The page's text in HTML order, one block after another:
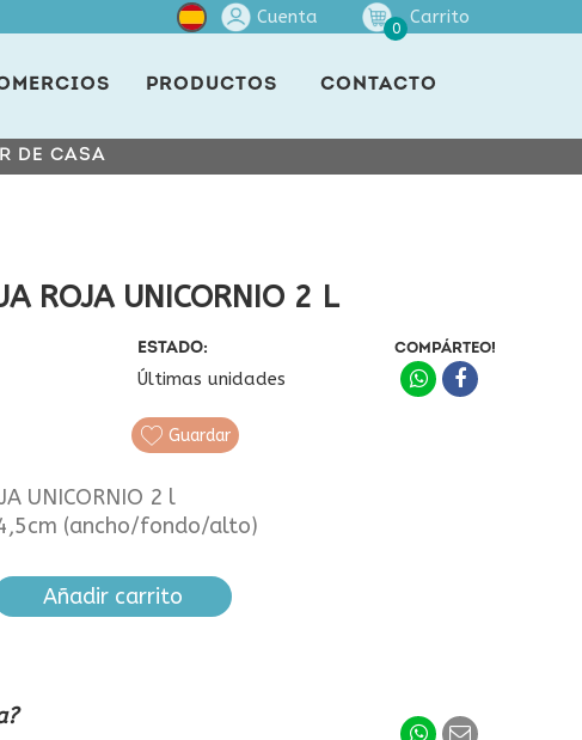
Cuenta
0
Carrito
PRODUCTOS CONTACTO
DE CASA
ROJA UNICORNIO 2 L
ESTADO:
Últimas unidades
COMPÁRTEO!
Guardar
UNICORNIO 2 l
(ancho/fondo/alto)
Añadir carrito